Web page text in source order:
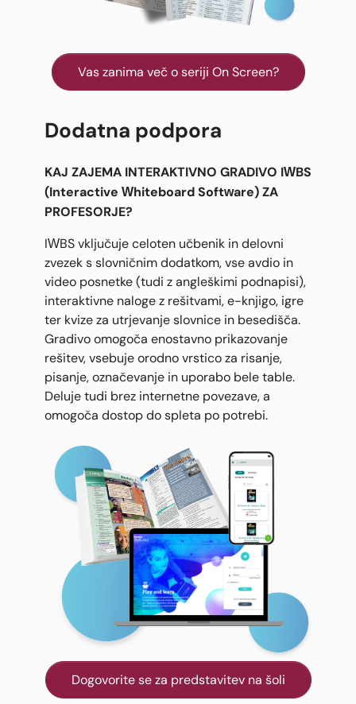
Vas zanima več o seriji On Screen?
Dodatna podpora
KAJ ZAJEMA INTERAKTIVNO GRADIVO IWBS
(Interactive Whiteboard Software) ZA
PROFESORJE?
IWBS vključuje celoten učbenik in delovni
zvezek s slovničnim dodatkom, vse avdio in
video posnetke (tudi z angleškimi podnapisi),
interaktivne naloge z rešitvami, e-knjigo, igre
ter kvize za utrjevanje slovnice in besedišča.
Gradivo omogoča enostavno prikazovanje
rešitev, vsebuje orodno vrstico za risanje,
pisanje, označevanje in uporabo bele table.
Deluje tudi brez internetne povezave, a
omogoča dostop do spleta po potrebi.
Dogovorite se za predstavitev na šoli